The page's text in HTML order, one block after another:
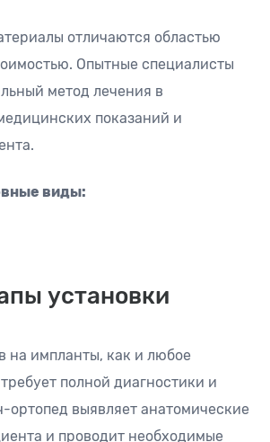
отличаются областью
Опытные специалисты
метод лечения в
показаний и
виды:
установки
на импланты, как и любое
полной диагностики и
ортопед выявляет анатомические
и проводит необходимые